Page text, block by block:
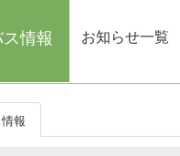
ス情報 お知らせ一覧
報